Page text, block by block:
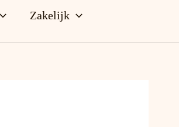
Zakelijk